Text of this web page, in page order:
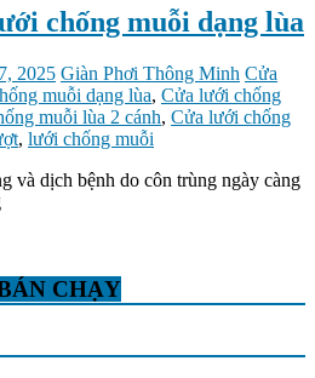
chống muỗi dạng lùa
2025 Giàn Phơi Thông Minh Cửa
muỗi dạng lùa, Cửa lưới chống
muỗi lùa 2 cánh, Cửa lưới chống
, lưới chống muỗi
và dịch bệnh do côn trùng ngày càng
CHẠY